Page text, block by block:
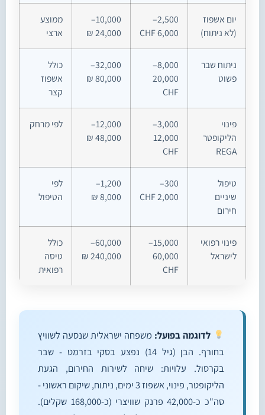
יום אשפוז
(לא ניתוח)
2,500–
6,000 CHF
10,000–
24,000 ₪
ממוצע
ארצי
ניתוח שבר
פשוט
8,000–
20,000
CHF
32,000–
80,000 ₪
כולל
אשפוז
קצר
פינוי
הליקופטר
REGA
3,000–
12,000
CHF
12,000–
48,000 ₪
לפי מרחק
טיפול
שיניים
חירום
300–
2,000 CHF
1,200–
8,000 ₪
לפי
הטיפול
פינוי רפואי
לישראל
15,000–
60,000
CHF
60,000–
240,000 ₪
כולל
טיסה
רפואית
לדוגמה בפועל:משפחה ישראלית שנסעה לשוויץ
בחורף. הבן (גיל 14) נפצע בסקי בזרמט - שבר
בקרסול. עלויות: שיחה לשירות החירום, הגעת
הליקופטר, פינוי, אשפוז 3 ימים, ניתוח, שיקום ראשוני -
סה"כ כ-42,000 פרנק שוויצרי (כ-168,000 שקלים).